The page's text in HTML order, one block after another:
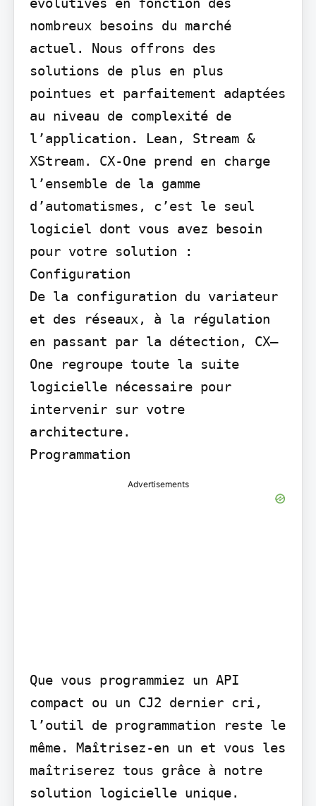
nombreux besoins du marché
actuel. Nous offrons des
solutions de plus en plus
pointues et parfaitement adaptées
au niveau de complexité de
l’application. Lean, Stream &
XStream. CX-One prend en charge
l’ensemble de la gamme
d’automatismes, c’est le seul
logiciel dont vous avez besoin
pour votre solution :
Configuration
De la configuration du variateur
et des réseaux, à la régulation
en passant par la détection, CX–
One regroupe toute la suite
logicielle nécessaire pour
intervenir sur votre
architecture.
Programmation
Advertisements
Que vous programmiez un API
compact ou un CJ2 dernier cri,
l’outil de programmation reste le
même. Maîtrisez-en un et vous les
maîtriserez tous grâce à notre
solution logicielle unique.